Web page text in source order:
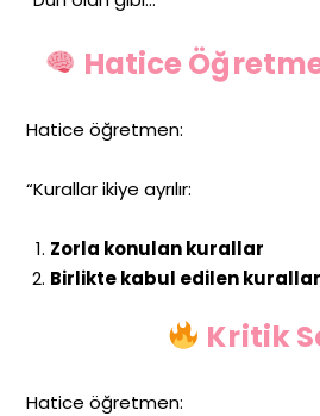
Hatice
Hatice öğretmen:
“Kurallar ikiye ayrılır:
Zorla konulan kurallar
Birlikte kabul edilen
Kritik
Hatice öğretmen: